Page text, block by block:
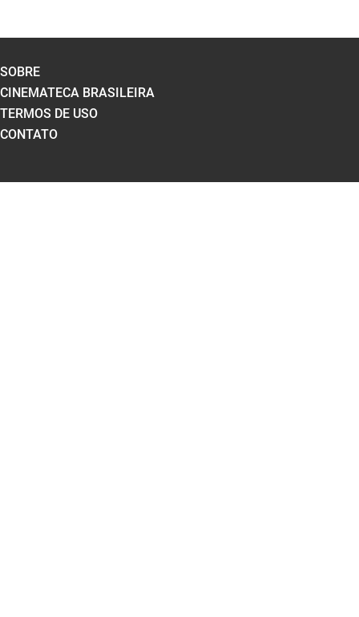
SOBRE
CINEMATECA BRASILEIRA
TERMOS DE USO
CONTATO